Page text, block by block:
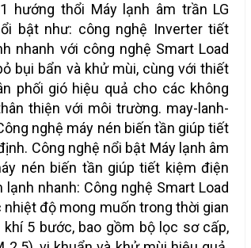
hướng thổi Máy lạnh âm trần LG
bật như: công nghệ Inverter tiết
nhanh với công nghệ Smart Load
bụi bẩn và khử mùi, cùng với thiết
phối gió hiệu quả cho các không
thiện với môi trường. may-lanh-
nghệ máy nén biến tần giúp tiết
Công nghệ nổi bật Máy lạnh âm
nén biến tần giúp tiết kiệm điện
nhanh: Công nghệ Smart Load
độ mong muốn trong thời gian
5 bước, bao gồm bộ lọc sơ cấp,